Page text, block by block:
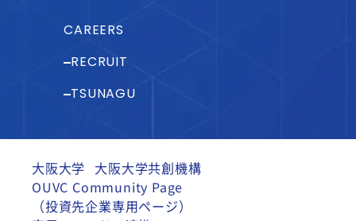
CAREERS
RECRUIT
TSUNAGU
大阪大学 大阪大学共創機構
OUVC Community Page
（投資先企業専用ページ）